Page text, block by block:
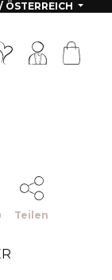
ÖSTERREICH
Teilen